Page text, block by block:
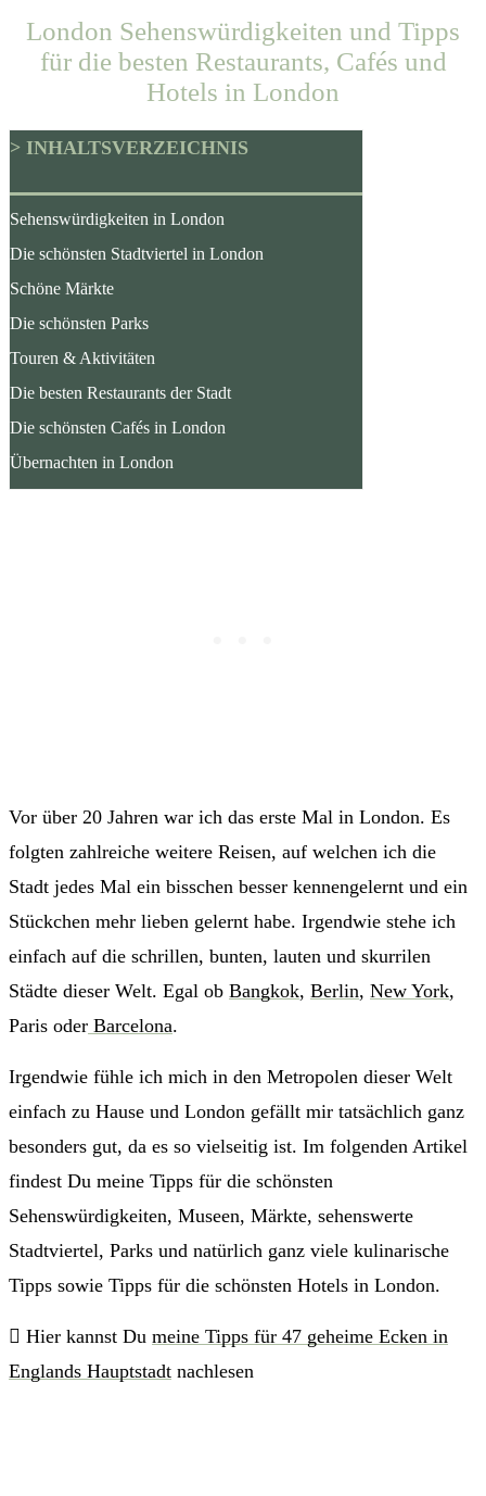
London Sehenswürdigkeiten und Tipps
für die besten Restaurants, Cafés und
Hotels in London
> INHALTSVERZEICHNIS
Sehenswürdigkeiten in London
Die schönsten Stadtviertel in London
Schöne Märkte
Die schönsten Parks
Touren & Aktivitäten
Die besten Restaurants der Stadt
Die schönsten Cafés in London
Übernachten in London
Vor über 20 Jahren war ich das erste Mal in London. Es
folgten zahlreiche weitere Reisen, auf welchen ich die
Stadt jedes Mal ein bisschen besser kennengelernt und ein
Stückchen mehr lieben gelernt habe. Irgendwie stehe ich
einfach auf die schrillen, bunten, lauten und skurrilen
Städte dieser Welt. Egal ob Bangkok, Berlin, New York,
Paris oder Barcelona.
Irgendwie fühle ich mich in den Metropolen dieser Welt
einfach zu Hause und London gefällt mir tatsächlich ganz
besonders gut, da es so vielseitig ist. Im folgenden Artikel
findest Du meine Tipps für die schönsten
Sehenswürdigkeiten, Museen, Märkte, sehenswerte
Stadtviertel, Parks und natürlich ganz viele kulinarische
Tipps sowie Tipps für die schönsten Hotels in London.
Hier kannst Du meine Tipps für 47 geheime Ecken in
Englands Hauptstadt nachlesen